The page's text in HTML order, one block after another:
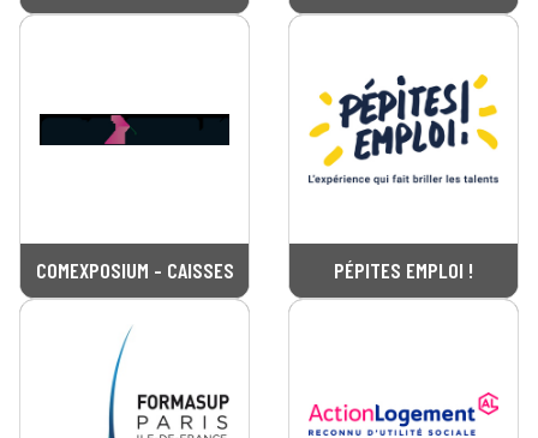
COMEXPOSIUM - CAISSES PÉPITES EMPLOI !